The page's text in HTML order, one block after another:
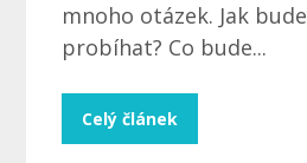
mnoho otázek. Jak
probíhat? Co bude...
Celý článek